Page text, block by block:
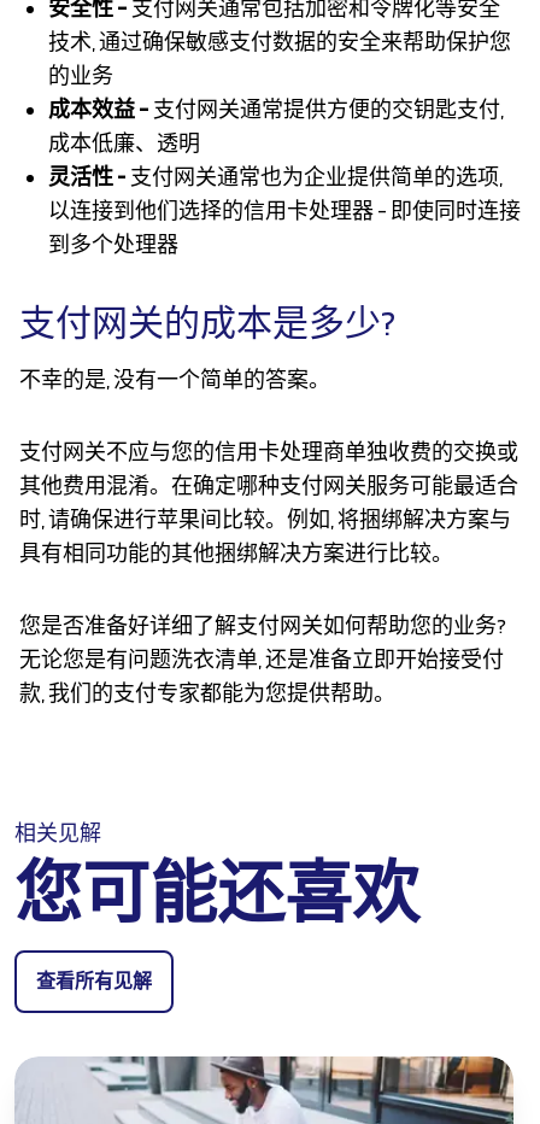
安全性 – 支付网关通常包括加密和令牌化等安全
技术, 通过确保敏感支付数据的安全来帮助保护您
的业务
成本效益 – 支付网关通常提供方便的交钥匙支付,
成本低廉、透明
灵活性 - 支付网关通常也为企业提供简单的选项,
以连接到他们选择的信用卡处理器 - 即使同时连接
到多个处理器
支付网关的成本是多少?
不幸的是, 没有一个简单的答案。
支付网关不应与您的信用卡处理商单独收费的交换或
其他费用混淆。在确定哪种支付网关服务可能最适合
时, 请确保进行苹果间比较。例如, 将捆绑解决方案与
具有相同功能的其他捆绑解决方案进行比较。
您是否准备好详细了解支付网关如何帮助您的业务?
无论您是有问题洗衣清单, 还是准备立即开始接受付
款, 我们的支付专家都能为您提供帮助。
相关见解
您可能还喜欢
查看所有见解